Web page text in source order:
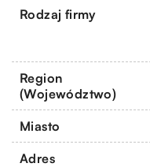
Rodzaj firmy
Region
(Województwo)
Miasto
Adres